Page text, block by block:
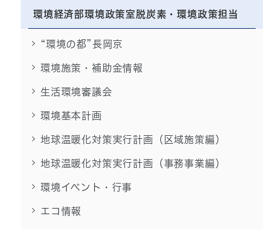
環境経済部環境政策室脱炭素・環境政策担当
“環境の都”長岡京
環境施策・補助金情報
生活環境審議会
環境基本計画
地球温暖化対策実行計画（区域施策編）
地球温暖化対策実行計画（事務事業編）
環境イベント・行事
エコ情報